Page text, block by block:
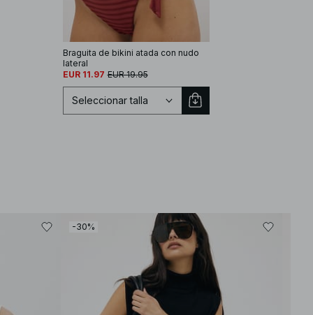
Braguita de bikini atada con nudo
lateral
EUR 11.97 EUR 19.95
Seleccionar talla
-30%